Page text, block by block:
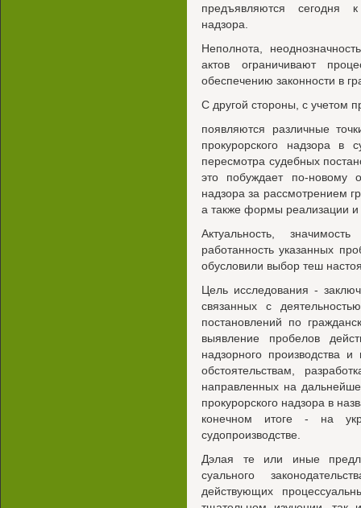
предъявляются сегодня к
надзора.
Неполнота,
актов ограничивают
обеспечению законности в
С другой стороны, с учетом
появляются различные
прокурорского надзора в
пересмотра судебных
это побуждает по-новому
надзора за рассмотрением
а также формы реализации
Актуальность,
работанность указанных
обусловили выбор теш
Цель исследования -
связанных с
постановлений по
выявление пробелов
надзорного производства
обстоятельствам,
направленных на
прокурорского надзора в
конечном итоге - на
судопроизводстве.
Дэлая те или иные
суального
действующих